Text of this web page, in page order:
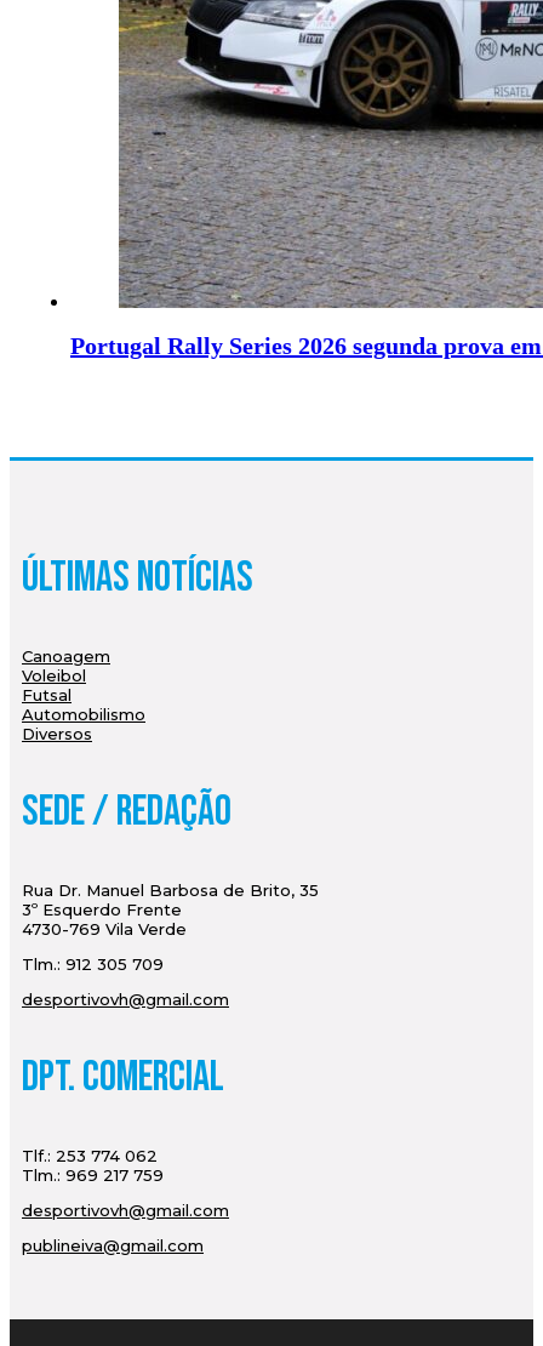
Portugal Rally Series 2026 segunda prova
Últimas Notícias
Canoagem
Voleibol
Futsal
Automobilismo
Diversos
Sede / Redação
Rua Dr. Manuel Barbosa de Brito, 35
3º Esquerdo Frente
4730-769 Vila Verde
Tlm.: 912 305 709
desportivovh@gmail.com
Dpt. Comercial
Tlf.: 253 774 062
Tlm.: 969 217 759
desportivovh@gmail.com
publineiva@gmail.com